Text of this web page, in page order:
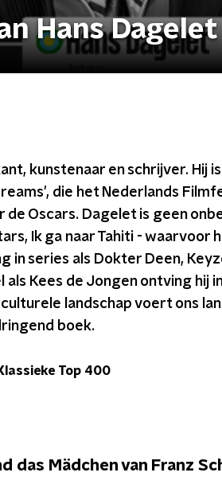
Hans Dagelet
kunstenaar en schrijver. Hij
die het Nederlands
de Oscars. Dagelet is geen
Ik ga naar Tahiti - waarvoor
in series als Dokter Deen,
Kees de Jongen ontving hij
landschap voert ons
boek.
Top 400
das Mädchen van Franz